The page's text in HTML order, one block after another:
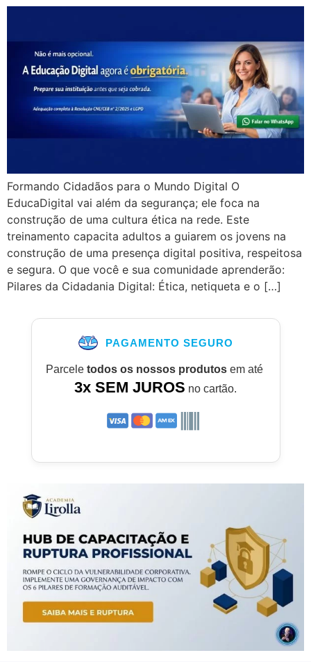
Formando Cidadãos para o Mundo Digital O
EducaDigital vai além da segurança; ele foca na
construção de uma cultura ética na rede. Este
treinamento capacita adultos a guiarem os jovens na
construção de uma presença digital positiva, respeitosa
e segura. O que você e sua comunidade aprenderão:
Pilares da Cidadania Digital: Ética, netiqueta e o […]
PAGAMENTO SEGURO
Parcele todos os nossos produtosem até
3x SEM JUROS no cartão.